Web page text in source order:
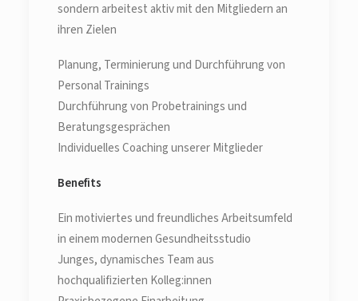
sondern arbeitest aktiv mit den Mitgliedern an
ihren Zielen
Planung, Terminierung und Durchführung von
Personal Trainings
Durchführung von Probetrainings und
Beratungsgesprächen
Individuelles Coaching unserer Mitglieder
Benefits
Ein motiviertes und freundliches Arbeitsumfeld
in einem modernen Gesundheitsstudio
Junges, dynamisches Team aus
hochqualifizierten Kolleg:innen